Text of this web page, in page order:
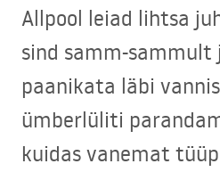
Allpool leiad lihtsa
sind samm-sammult
paanikata läbi
ümberlüliti
kuidas vanemat